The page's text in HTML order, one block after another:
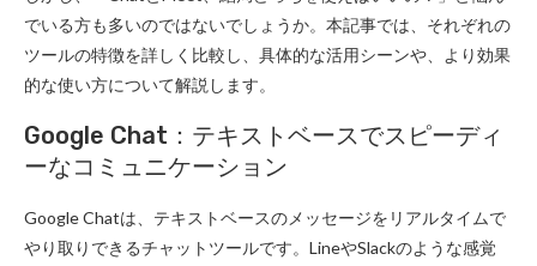
でいる方も多いのではないでしょうか。本記事では、それぞれの
ツールの特徴を詳しく比較し、具体的な活用シーンや、より効果
的な使い方について解説します。
Google Chat：テキストベースでスピーディ
ーなコミュニケーション
Google Chatは、テキストベースのメッセージをリアルタイムで
やり取りできるチャットツールです。LineやSlackのような感覚